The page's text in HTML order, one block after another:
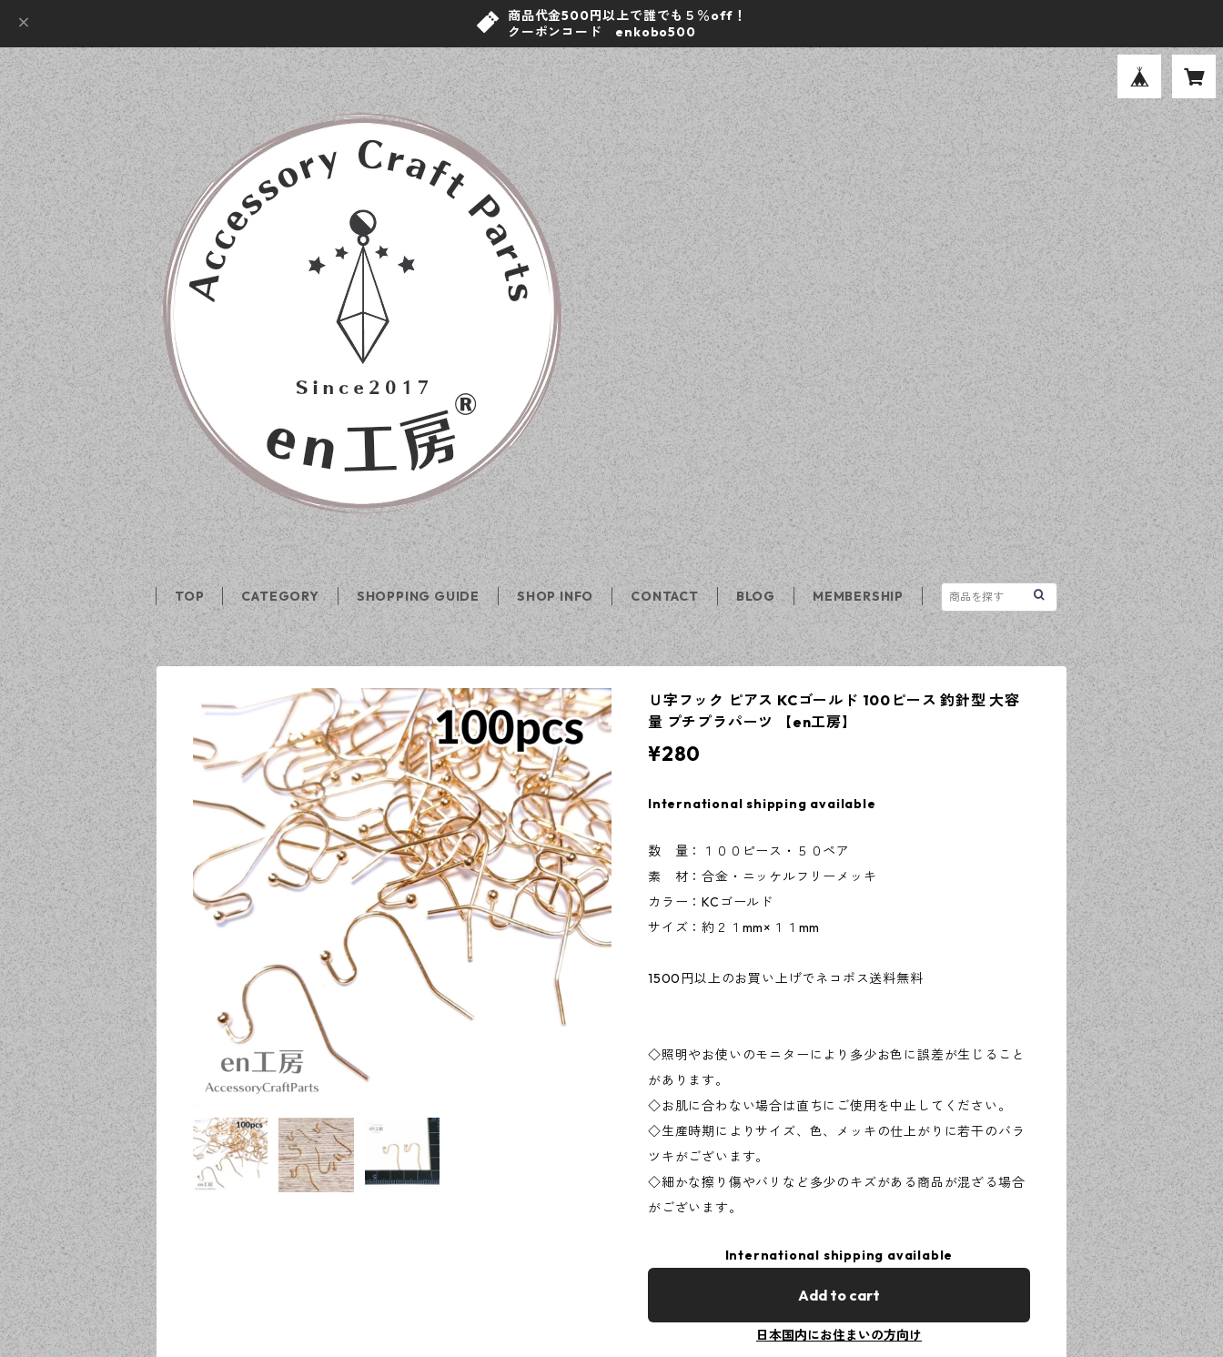
商品代金500円以上で誰でも５％off！
クーポンコード enkobo500
TOP CATEGORY SHOPPING GUIDE SHOP INFO CONTACT BLOG MEMBERSHIP
Ｕ字フック ピアス KCゴールド 100ピース 釣針型 大容
量 プチプラパーツ 【en工房】
¥280
International shipping available
数 量：１００ピース・５０ペア
素 材：合金・ニッケルフリーメッキ
カラー：KCゴールド
サイズ：約２１mm×１１mm
1500円以上のお買い上げでネコポス送料無料
◇照明やお使いのモニターにより多少お色に誤差が生じること
があります。
◇お肌に合わない場合は直ちにご使用を中止してください。
◇生産時期によりサイズ、色、メッキの仕上がりに若干のバラ
ツキがございます。
◇細かな擦り傷やバリなど多少のキズがある商品が混ざる場合
がございます。
International shipping available
Add to cart
日本国内にお住まいの方向け